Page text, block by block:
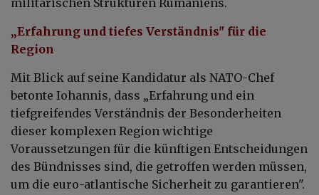
„Erfahrung und tiefes Verständnis" für die
Region
Mit Blick auf seine Kandidatur als NATO-Chef
betonte Iohannis, dass „Erfahrung und ein
tiefgreifendes Verständnis der Besonderheiten
dieser komplexen Region wichtige
Voraussetzungen für die künftigen Entscheidungen
des Bündnisses sind, die getroffen werden müssen,
um die euro-atlantische Sicherheit zu garantieren".